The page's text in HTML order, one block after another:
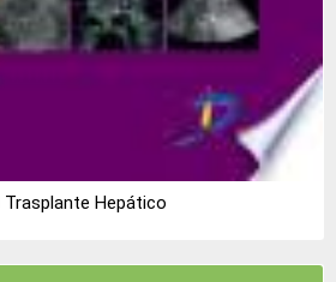
Trasplante Hepático